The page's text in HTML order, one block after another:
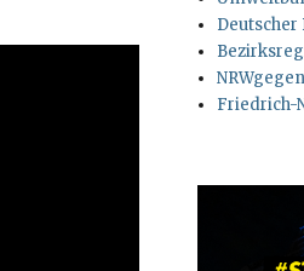
Deutscher
Friedrich-